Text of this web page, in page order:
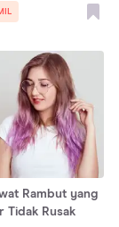
Rambut yang
Tidak Rusak